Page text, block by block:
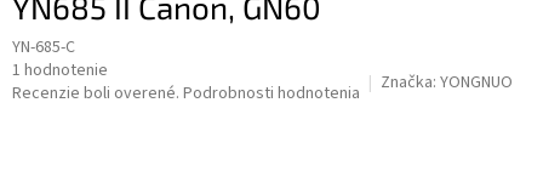
YN-685-C
Priemerné
hodnotenie
1 hodnotenie
Recenzie boli overené. Podrobnosti hodnotenia Značka: YONGNUO